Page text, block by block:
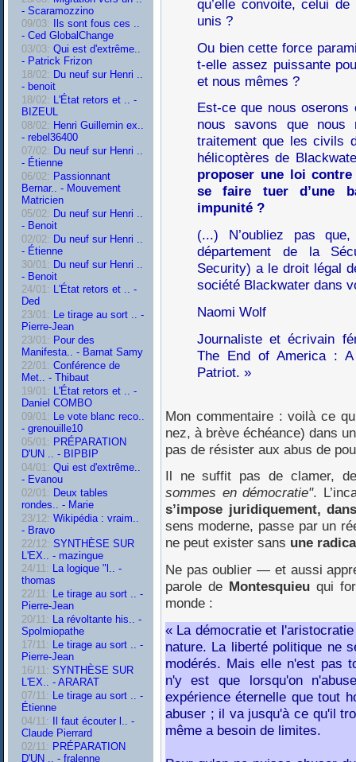
- Scaramozzino
09/03:
Ils sont fous ces ..
- Ced GlobalChange
03/03: Qui est d'extrême..
- Patrick Frizon
18/02: Du neuf sur Henri ..
- benoit
18/02: L'État retors et .. -
BIZEUL
08/02: Henri Guillemin ex..
- rebel36400
07/02: Du neuf sur Henri ..
- Étienne
06/02: Passionnant
Bernar.. - Mouvement
Matricien
05/02: Du neuf sur Henri ..
- Benoit
02/02: Du neuf sur Henri ..
- Étienne
30/01: Du neuf sur Henri ..
- Benoit
24/01: L'État retors et .. -
Ded
23/01: Le tirage au sort .. -
Pierre-Jean
23/01: Pour des
Manifesta.. - Barnat Samy
22/01: Conférence de
Met.. - Thibaut
19/01: L'État retors et .. -
Daniel COMBO
09/01: Le vote blanc reco..
- grenouille10
05/01: PRÉPARATION
D'UN .. - BIPBIP
04/01: Qui est d'extrême..
- Evanou
02/01: Deux tables
rondes.. - Marie
23/12: Wikipédia : vraim..
- Bravo
22/12: SYNTHÈSE SUR
L'EX.. - mazingue
24/11: La logique "l.. -
thomas
22/11: Le tirage au sort .. -
Pierre-Jean
20/11: La révoltante his.. -
Spolmiopathe
17/11: Le tirage au sort .. -
Pierre-Jean
16/11: SYNTHÈSE SUR
L'EX.. - ARARAT
07/11:
Le tirage au sort .. -
Étienne
04/11:
Il faut écouter l.. -
Claude Pierrard
02/11: PRÉPARATION
D'UN .. - fralenne
qu’elle convoite, celui
unis ?
Ou bien cette force
t-elle assez puissante
et nous mêmes ?
Est-ce que nous
nous savons que nous
traitement que les civils
hélicoptères de
proposer une loi
se faire tuer d’une
impunité ?
(...) N’oubliez pas
département de la
Security) a le droit légal
société Blackwater dans
Naomi Wolf
Journaliste et écrivain
The End of America :
Patriot. »
Mon commentaire : voilà ce
nez, à brève échéance) dans
pas de résister aux abus de
Il ne suffit pas de clamer,
sommes en démocratie".
s’impose juridiquement,
sens moderne, passe par un
ne peut exister sans une
Ne pas oublier — et aussi
parole de Montesquieuqui
monde :
« La démocratie et
nature. La liberté politique ne
modérés. Mais elle n'est pas
n'y est que lorsqu'on
expérience éternelle que tout
abuser ; il va jusqu'à ce qu'il
même a besoin de limites.